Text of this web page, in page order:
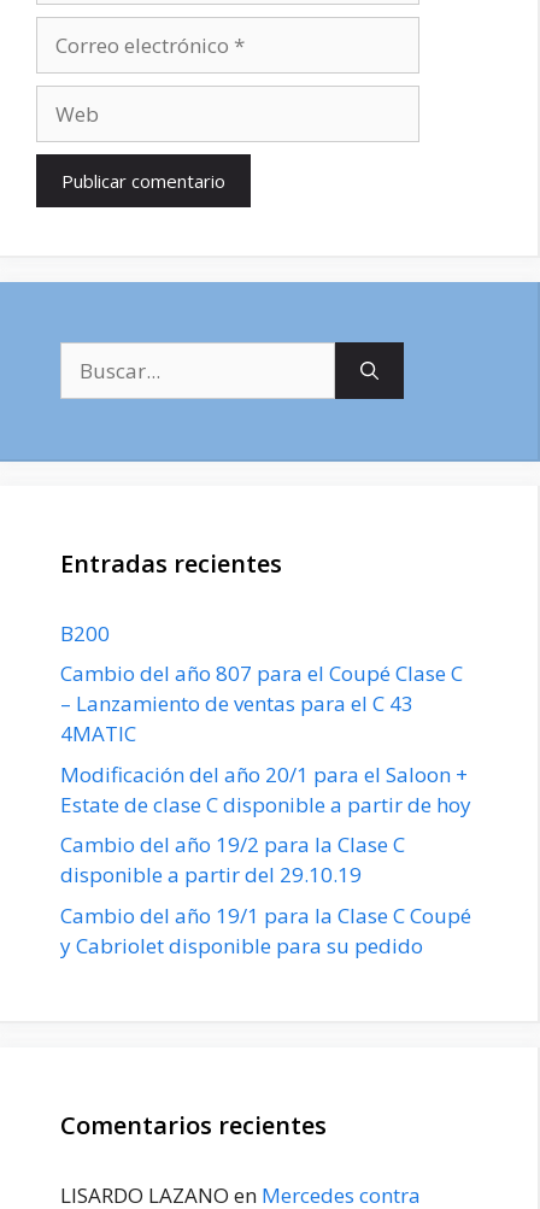
electrónico
Entradas recientes
B200
Cambio del año 807 para el Coupé Clase C
– Lanzamiento de ventas para el C 43
4MATIC
Modificación del año 20/1 para el Saloon +
Estate de clase C disponible a partir de hoy
Cambio del año 19/2 para la Clase C
disponible a partir del 29.10.19
Cambio del año 19/1 para la Clase C Coupé
y Cabriolet disponible para su pedido
Comentarios recientes
LISARDO LAZANO en Mercedes contra